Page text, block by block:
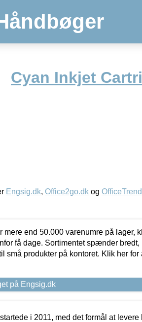
Cyan Inkjet
Engsig.dk, Office2go.dk og
mere end 50.000 varenumre på lager,
få dage. Sortimentet spænder bredt,
små produkter på kontoret. Klik her for
på Engsig.dk
i 2011, med det formål at levere